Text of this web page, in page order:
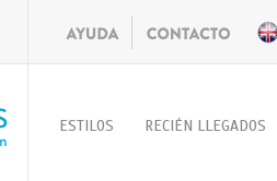
ESTILOS RECIÉN LLEGADOS